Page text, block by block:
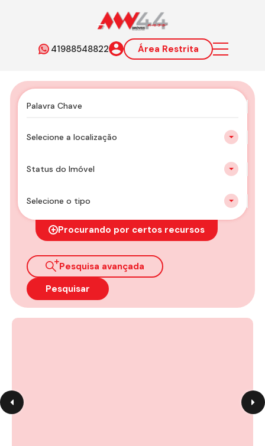
41988548822 Área Restrita
Selecione a localização
Status do Imóvel
Selecione o tipo
Procurando por certos recursos
Pesquisa avançada
Pesquisar